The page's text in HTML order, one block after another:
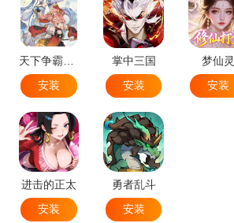
天下争霸三国志
安装
掌中三国
安装
梦仙灵
安装
进击的正太
安装
勇者乱斗
安装